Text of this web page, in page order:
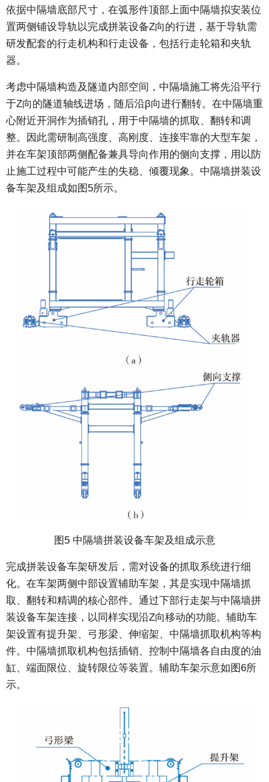
依据中隔墙底部尺寸，在弧形件顶部上面中隔墙拟安装位
置两侧铺设导轨以完成拼装设备Z向的行进，基于导轨需
研发配套的行走机构和行走设备，包括行走轮箱和夹轨
器。
考虑中隔墙构造及隧道内部空间，中隔墙施工将先沿平行
于Z向的隧道轴线进场，随后沿β向进行翻转。在中隔墙重
心附近开洞作为插销孔，用于中隔墙的抓取、翻转和调
整。因此需研制高强度、高刚度、连接牢靠的大型车架，
并在车架顶部两侧配备兼具导向作用的侧向支撑，用以防
止施工过程中可能产生的失稳、倾覆现象。中隔墙拼装设
备车架及组成如图5所示。
图5 中隔墙拼装设备车架及组成示意
完成拼装设备车架研发后，需对设备的抓取系统进行细
化。在车架两侧中部设置辅助车架，其是实现中隔墙抓
取、翻转和精调的核心部件。通过下部行走架与中隔墙拼
装设备车架连接，以同样实现沿Z向移动的功能。辅助车
架设置有提升架、弓形梁、伸缩架、中隔墙抓取机构等构
件。中隔墙抓取机构包括插销、控制中隔墙各自由度的油
缸、端面限位、旋转限位等装置。辅助车架示意如图6所
示。